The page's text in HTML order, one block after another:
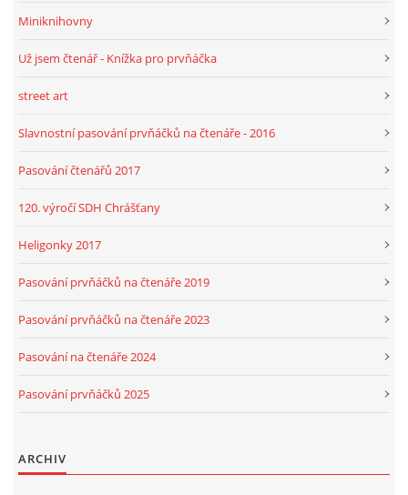
Miniknihovny
Už jsem čtenář - Knížka pro prvňáčka
street art
Slavnostní pasování prvňáčků na čtenáře - 2016
Pasování čtenářů 2017
120. výročí SDH Chrášťany
Heligonky 2017
Pasování prvňáčků na čtenáře 2019
Pasování prvňáčků na čtenáře 2023
Pasování na čtenáře 2024
Pasování prvňáčků 2025
ARCHIV